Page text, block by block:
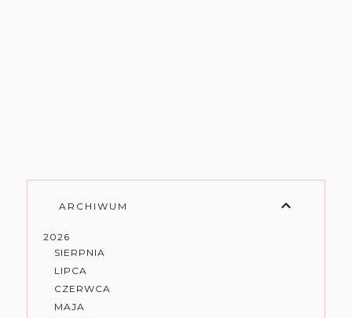
ARCHIWUM
2026
SIERPNIA
LIPCA
CZERWCA
MAJA